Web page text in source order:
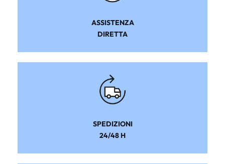
ASSISTENZA
DIRETTA
SPEDIZIONI
24/48 H